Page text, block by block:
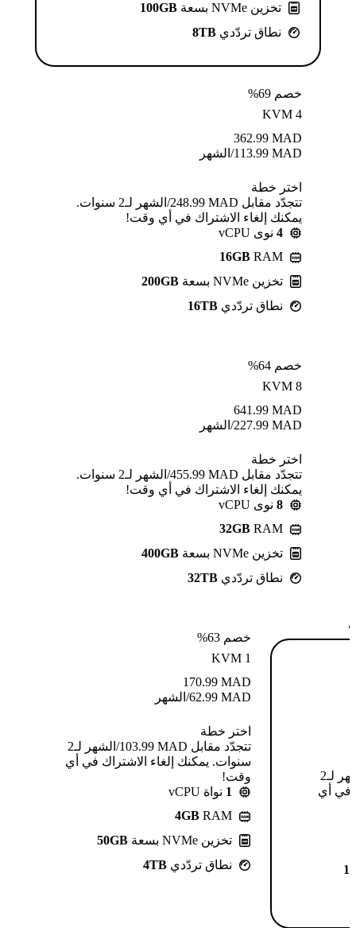
تخزين NVMe بسعة
100GB
نطاق تردّدي 8TB
خصم 69%
KVM 4
MAD
362.99
MAD
113.99/الشهر
اختر خطة
تتجدّد مقابل MAD ⁦248.99⁩/الشهر لـ2 سنوات.
يمكنك إلغاء الاشتراك في أي وقت!
4 نوى vCPU
16GB RAM
تخزين NVMe بسعة
200GB
نطاق تردّدي 16TB
خصم 64%
KVM 8
MAD
641.99
MAD
227.99/الشهر
اختر خطة
تتجدّد مقابل MAD ⁦455.99⁩/الشهر لـ2 سنوات.
يمكنك إلغاء الاشتراك في أي وقت!
8 نوى vCPU
32GB RAM
تخزين NVMe بسعة
400GB
نطاق تردّدي 32TB
خصم 63%
KVM 1
MAD
170.99
MAD
62.99/الشهر
اختر خطة
تتجدّد مقابل MAD ⁦103.99⁩/الشهر لـ2
سنوات. يمكنك إلغاء الاشتراك في أي
وقت!
1 نواة vCPU
4GB RAM
تخزين NVMe بسعة
50GB
نطاق تردّدي 4TB
تتجدّد مقابل MAD ⁦124.99⁩/الشهر لـ2
في أي